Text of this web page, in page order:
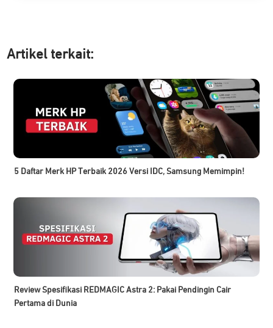
Artikel terkait:
5 Daftar Merk HP Terbaik 2026 Versi IDC, Samsung Memimpin!
Review Spesifikasi REDMAGIC Astra 2: Pakai Pendingin Cair
Pertama di Dunia